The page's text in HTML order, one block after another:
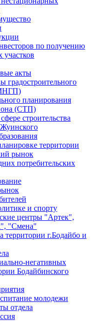
по получению
участков
акты
градостроительного
планирования
(СТП)
строительства
территории
рынок
потребительских
и спорту
центры "Артек",
"Смена"
территории г.Бодайбо и
негативных
Бодайбинского
молодежи
отдела